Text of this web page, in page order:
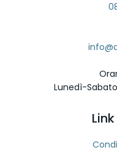
Lunedì-